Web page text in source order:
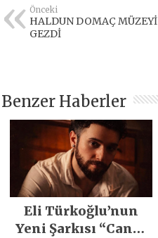
Önceki
HALDUN DOMAÇ MÜZEYİ
GEZDİ
Benzer Haberler
Eli Türkoğlu’nun
Yeni Şarkısı “Canın